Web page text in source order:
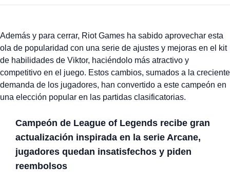
Además y para cerrar, Riot Games ha sabido aprovechar esta
ola de popularidad con una serie de ajustes y mejoras en el kit
de habilidades de Viktor, haciéndolo más atractivo y
competitivo en el juego. Estos cambios, sumados a la creciente
demanda de los jugadores, han convertido a este campeón en
una elección popular en las partidas clasificatorias.
Campeón de League of Legends recibe gran
actualización inspirada en la serie Arcane,
jugadores quedan insatisfechos y piden
reembolsos